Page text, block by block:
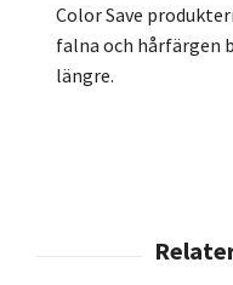
Color Save
falna och hårfärgen
längre.